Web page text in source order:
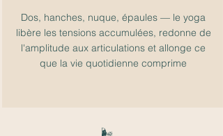
Dos, hanches, nuque, épaules — le yoga
libère les tensions accumulées, redonne de
l'amplitude aux articulations et allonge ce
que la vie quotidienne comprime
🌬️